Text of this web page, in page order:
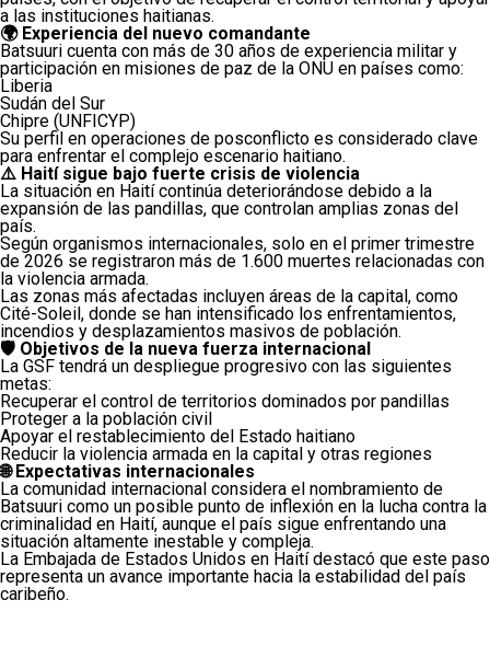
a las instituciones haitianas.
🌍 Experiencia del nuevo comandante
Batsuuri cuenta con más de 30 años de experiencia militar y
participación en misiones de paz de la ONU en países como:
Liberia
Sudán del Sur
Chipre (UNFICYP)
Su perfil en operaciones de posconflicto es considerado clave
para enfrentar el complejo escenario haitiano.
⚠️ Haití sigue bajo fuerte crisis de violencia
La situación en Haití continúa deteriorándose debido a la
expansión de las pandillas, que controlan amplias zonas del
país.
Según organismos internacionales, solo en el primer trimestre
de 2026 se registraron más de 1.600 muertes relacionadas con
la violencia armada.
Las zonas más afectadas incluyen áreas de la capital, como
Cité-Soleil, donde se han intensificado los enfrentamientos,
incendios y desplazamientos masivos de población.
🛡️ Objetivos de la nueva fuerza internacional
La GSF tendrá un despliegue progresivo con las siguientes
metas:
Recuperar el control de territorios dominados por pandillas
Proteger a la población civil
Apoyar el restablecimiento del Estado haitiano
Reducir la violencia armada en la capital y otras regiones
🌐 Expectativas internacionales
La comunidad internacional considera el nombramiento de
Batsuuri como un posible punto de inflexión en la lucha contra la
criminalidad en Haití, aunque el país sigue enfrentando una
situación altamente inestable y compleja.
La Embajada de Estados Unidos en Haití destacó que este paso
representa un avance importante hacia la estabilidad del país
caribeño.